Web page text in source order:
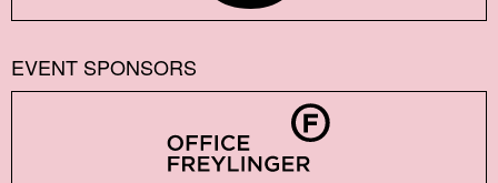
EVENT SPONSORS